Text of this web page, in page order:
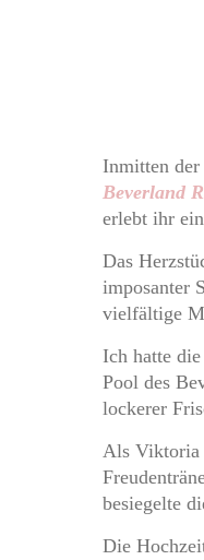
Inmitten der
Beverland
erlebt ihr
Das
imposanter
vielfältige
Ich hatte
Pool des
lockerer
Als Viktoria
besiegelte
Die